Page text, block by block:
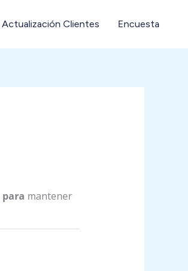
Actualización Clientes Encuesta
para mantener